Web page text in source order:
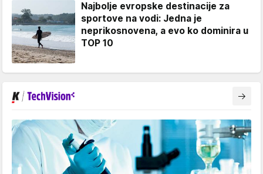
Najbolje evropske destinacije za
sportove na vodi: Jedna je
neprikosnovena, a evo ko dominira u
TOP 10